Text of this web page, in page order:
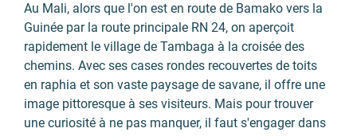
Au Mali, alors que l'on est en route de Bamako vers la
Guinée par la route principale RN 24, on aperçoit
rapidement le village de Tambaga à la croisée des
chemins. Avec ses cases rondes recouvertes de toits
en raphia et son vaste paysage de savane, il offre une
image pittoresque à ses visiteurs. Mais pour trouver
une curiosité à ne pas manquer, il faut s'engager dans